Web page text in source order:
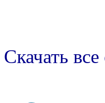
Скачать